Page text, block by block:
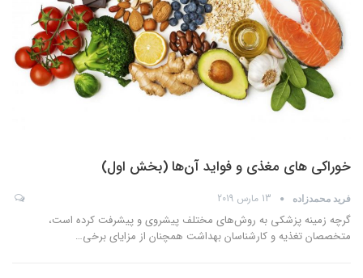
خوراکی های مغذی و فواید آن‌ها (بخش اول)
فرید محمدزاده 13 مارس 2019
گرچه زمینه پزشکی به روش‌های مختلف پیشروی و پیشرفت کرده است،
متخصصان تغذیه و کارشناسان بهداشت همچنان از مزایای برخی…